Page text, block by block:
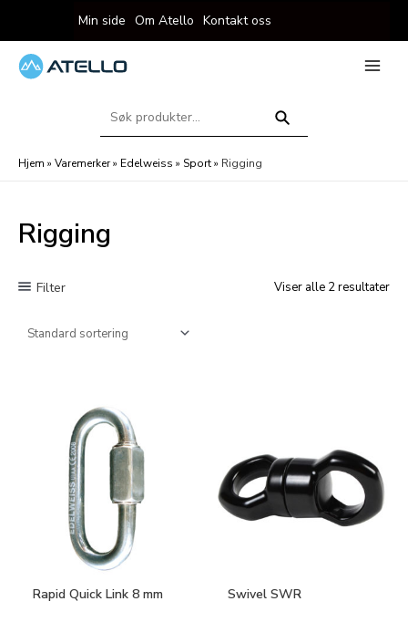
til
innholdet
Min side Om Atello Kontakt oss
Søk
Hjem » Varemerker» Edelweiss » Sport» Rigging
Rigging
Filter Viser alle 2 resultater
Rapid Quick Link 8 mm Swivel SWR